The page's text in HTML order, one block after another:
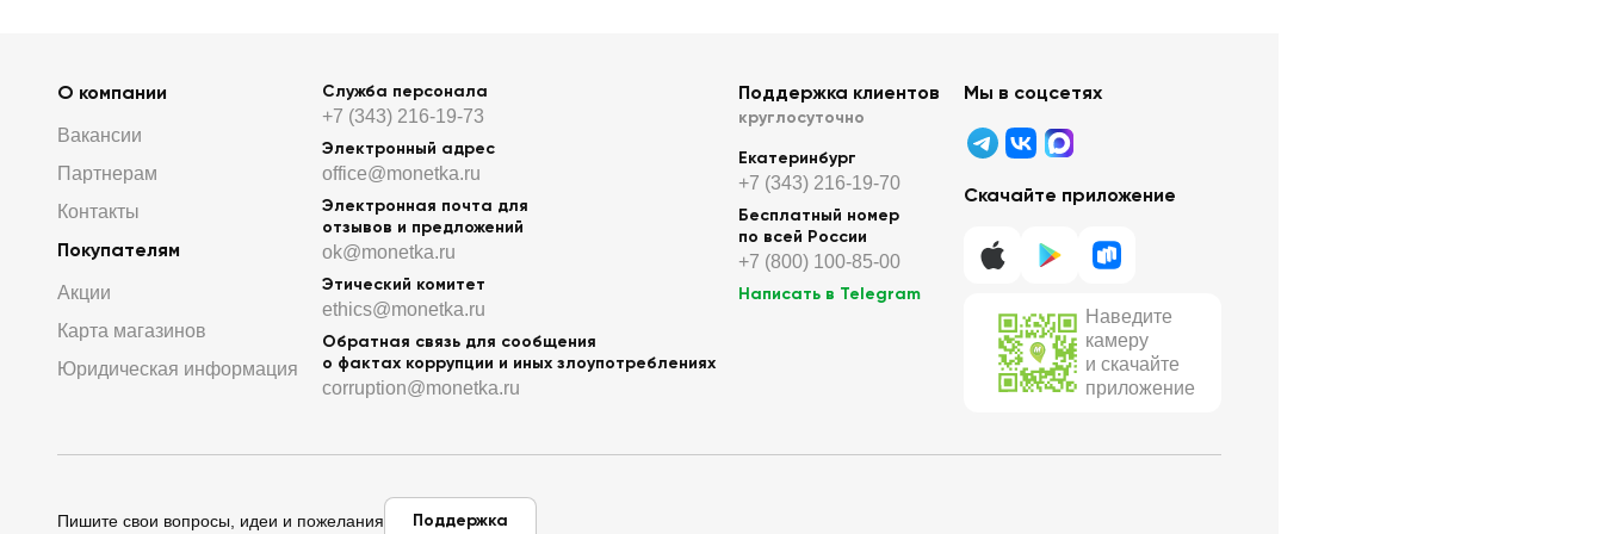
О компании
Вакансии
Партнерам
Контакты
Покупателям
Акции
Карта магазинов
Юридическая информация
Служба персонала
+7 (343) 216-19-73
Электронный адрес
office@monetka.ru
Электронная почта для
отзывов и предложений
ok@monetka.ru
Этический комитет
ethics@monetka.ru
Обратная связь для сообщения
о фактах коррупции и иных злоупотреблениях
corruption@monetka.ru
Поддержка клиентов
круглосуточно
Екатеринбург
+7 (343) 216-19-70
Бесплатный номер
по всей России
+7 (800) 100-85-00
Написать в Telegram
Мы в соцсетях
Скачайте приложение
Наведите
камеру
и скачайте
приложение
Пишите свои вопросы, идеи и пожелания Поддержка